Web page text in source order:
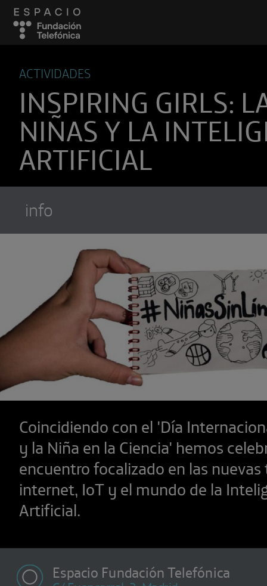
ACTIVIDADES
INSPIRING GIRLS:
NIÑAS Y LA
ARTIFICIAL
info
Coincidiendo con el 'Día
y la Niña en la Ciencia' hemos
encuentro focalizado en las
internet, IoT y el mundo de la
Artificial.
Espacio Fundación Telefónica